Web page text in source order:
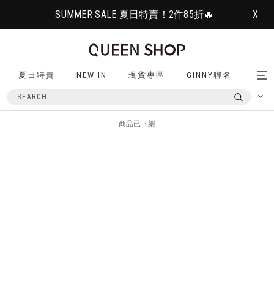
SUMMER SALE 夏日特賣！2件85折🔥 X
夏日特賣 NEW IN 現貨專區 GINNY聯名
商品已下架